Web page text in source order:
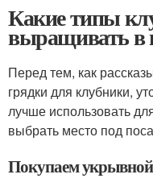
Какие типы
выращивать в
Перед тем, как
грядки для клубники,
лучше использовать
выбрать место под
Покупаем